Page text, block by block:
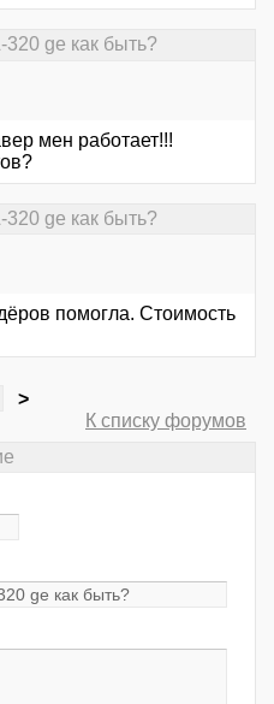
ge как быть?
мен работает!!!
ge как быть?
помогла. Стоимость
>
К списку форумов